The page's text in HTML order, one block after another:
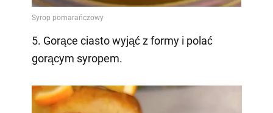
5. Gorące ciasto wyjąć z formy i polać
gorącym syropem.